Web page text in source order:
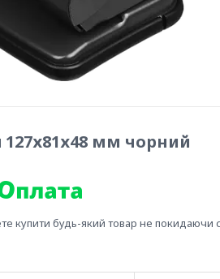
мм чорний
купити будь-який товар не покидаючи